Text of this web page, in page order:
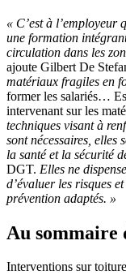
« C’est à
une formation
circulation dans les
ajoute Gilbert De
matériaux fragiles en
former les salariés…
intervenant sur les
techniques visant à
sont nécessaires, elles
la santé et la sécurité
DGT. Elles ne
d’évaluer les risques
prévention adaptés. »
Au sommaire
Interventions sur